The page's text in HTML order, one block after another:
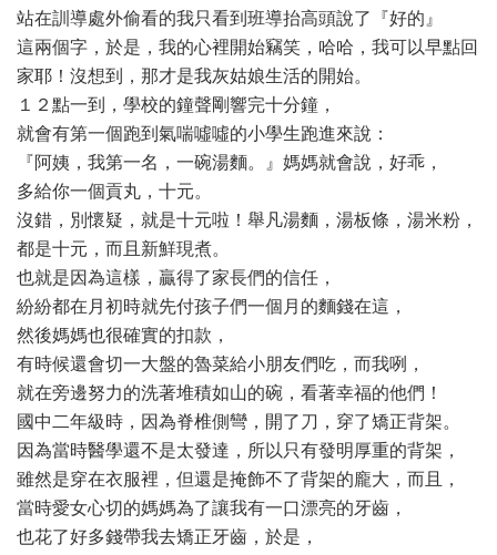
站在訓導處外偷看的我只看到班導抬高頭說了『好的』
這兩個字，於是，我的心裡開始竊笑，哈哈，我可以早點回
家耶！沒想到，那才是我灰姑娘生活的開始。
１２點一到，學校的鐘聲剛響完十分鐘，
就會有第一個跑到氣喘噓噓的小學生跑進來說：
『阿姨，我第一名，一碗湯麵。』媽媽就會說，好乖，
多給你一個貢丸，十元。
沒錯，別懷疑，就是十元啦！舉凡湯麵，湯板條，湯米粉，
都是十元，而且新鮮現煮。
也就是因為這樣，贏得了家長們的信任，
紛紛都在月初時就先付孩子們一個月的麵錢在這，
然後媽媽也很確實的扣款，
有時候還會切一大盤的魯菜給小朋友們吃，而我咧，
就在旁邊努力的洗著堆積如山的碗，看著幸福的他們！
國中二年級時，因為脊椎側彎，開了刀，穿了矯正背架。
因為當時醫學還不是太發達，所以只有發明厚重的背架，
雖然是穿在衣服裡，但還是掩飾不了背架的龐大，而且，
當時愛女心切的媽媽為了讓我有一口漂亮的牙齒，
也花了好多錢帶我去矯正牙齒，於是，